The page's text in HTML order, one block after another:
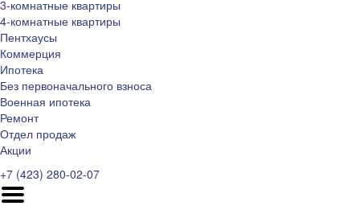
3-комнатные квартиры
4-комнатные квартиры
Пентхаусы
Коммерция
Ипотека
Без первоначального взноса
Военная ипотека
Ремонт
Отдел продаж
Акции
+7 (423) 280-02-07